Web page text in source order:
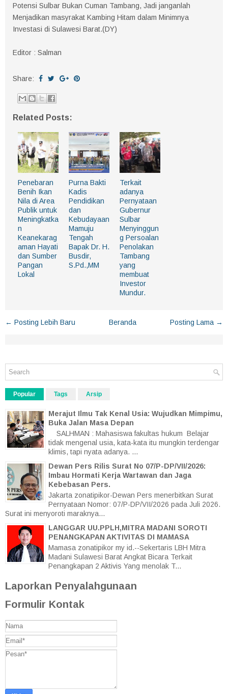
Potensi Sulbar Bukan Cuman Tambang, Jadi janganlah
Menjadikan masyrakat Kambing Hitam dalam Minimnya
Investasi di Sulawesi Barat.(DY)
Editor : Salman
Share:
Related Posts:
Penebaran
Benih Ikan
Nila di Area
Publik untuk
Meningkatka
n
Keanekarag
aman Hayati
dan Sumber
Pangan
Lokal
Purna Bakti
Kadis
Pendidikan
dan
Kebudayaan
Mamuju
Tengah
Bapak Dr. H.
Busdir,
S.Pd.,MM
Terkait
adanya
Pernyataan
Gubernur
Sulbar
Menyinggun
g Persoalan
Penolakan
Tambang
yang
membuat
Investor
Mundur.
← Posting Lebih Baru Posting Lama →
Beranda
Popular Tags Arsip
Merajut Ilmu Tak Kenal Usia: Wujudkan Mimpimu,
Buka Jalan Masa Depan
SALHMAN : Mahasiswa fakultas hukum Belajar
tidak mengenal usia, kata-kata itu mungkin terdengar
klimis, tapi nyata adanya. ...
Dewan Pers Rilis Surat No 07/P-DP/VII/2026:
Imbau Hormati Kerja Wartawan dan Jaga
Kebebasan Pers.
Jakarta zonatipikor-Dewan Pers menerbitkan Surat
Pernyataan Nomor: 07/P-DP/VII/2026 pada Juli 2026.
Surat ini menyoroti maraknya...
LANGGAR UU.PPLH,MITRA MADANI SOROTI
PENANGKAPAN AKTIVITAS DI MAMASA
Mamasa zonatipikor my id.--Sekertaris LBH Mitra
Madani Sulawesi Barat Angkat Bicara Terkait
Penangkapan 2 Aktivis Yang menolak T...
Laporkan Penyalahgunaan
Formulir Kontak